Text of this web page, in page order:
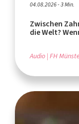
04.08.2026 - 3 Min.
Zwischen
die Welt?
Audio FH